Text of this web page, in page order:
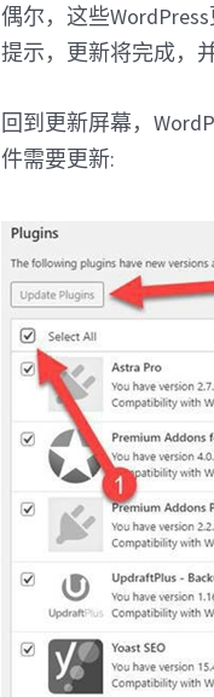
偶尔，这些
提示，更新将完成，
回到更新屏幕，
件需要更新: